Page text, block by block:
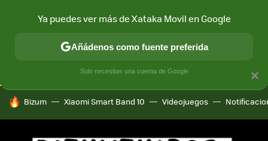
CONECTIVIDAD MÓVIL Y SOCIEDAD APLICACIONES
HOY SE HABLA DE
Bizum Xiaomi Smart Band 10 Videojuegos
×
Ya puedes ver más de Xataka Movil en Google
Añádenos como fuente preferida
Solo necesitas una cuenta de Google